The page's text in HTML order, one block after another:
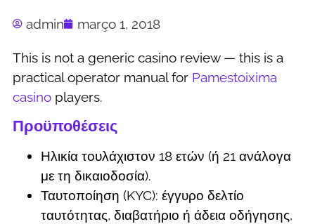
admin março 1, 2018
This is not a generic casino review — this is a
practical operator manual for Pamestoixima
casino players.
Προϋποθέσεις
Ηλικία τουλάχιστον 18 ετών (ή 21 ανάλογα
με τη δικαιοδοσία).
Ταυτοποίηση (KYC): έγγυρο δελτίο
ταυτότητας, διαβατήριο ή άδεια οδήγησης,